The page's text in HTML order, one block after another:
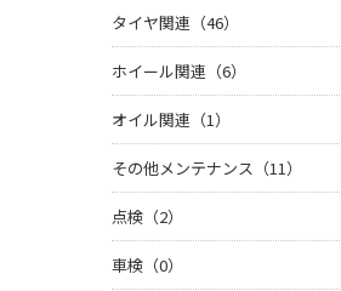
タイヤ関連（46）
ホイール関連（6）
オイル関連（1）
その他メンテナンス（11）
点検（2）
車検（0）